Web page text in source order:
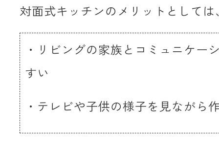
対面式キッチンのメリットとしては
・リビングの家族とコミュニケー
すい
・テレビや子供の様子を見ながら